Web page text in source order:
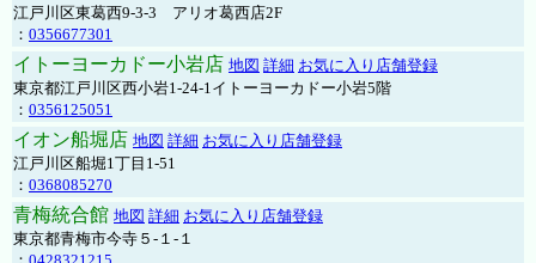
江戸川区東葛西9-3-3 アリオ葛西店2F
： 0356677301
イトーヨーカドー小岩店 地図 詳細 お気に入り店舗登録
東京都江戸川区西小岩1-24-1イトーヨーカドー小岩5階
： 0356125051
イオン船堀店 地図 詳細 お気に入り店舗登録
江戸川区船堀1丁目1-51
： 0368085270
青梅統合館 地図 詳細 お気に入り店舗登録
東京都青梅市今寺５-１-１